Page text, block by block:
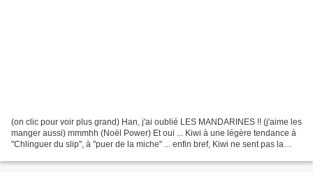
(on clic pour voir plus grand) Han, j'ai oublié LES MANDARINES !! (j'aime les
manger aussi) mmmhh (Noël Power) Et oui ... Kiwi à une légère tendance à
"Chlinguer du slip", à "puer de la miche" ... enfin bref, Kiwi ne sent pas la